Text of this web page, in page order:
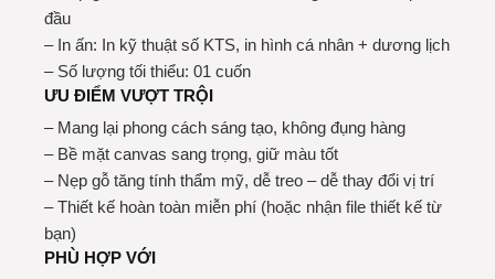
đầu
– In ấn: In kỹ thuật số KTS, in hình cá nhân + dương lịch
– Số lượng tối thiểu: 01 cuốn
ƯU ĐIỂM VƯỢT TRỘI
– Mang lại phong cách sáng tạo, không đụng hàng
– Bề mặt canvas sang trọng, giữ màu tốt
– Nẹp gỗ tăng tính thẩm mỹ, dễ treo – dễ thay đổi vị trí
– Thiết kế hoàn toàn miễn phí (hoặc nhận file thiết kế từ
bạn)
PHÙ HỢP VỚI